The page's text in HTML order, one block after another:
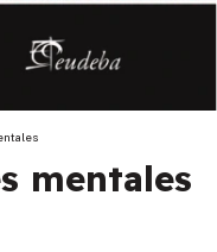
mentales